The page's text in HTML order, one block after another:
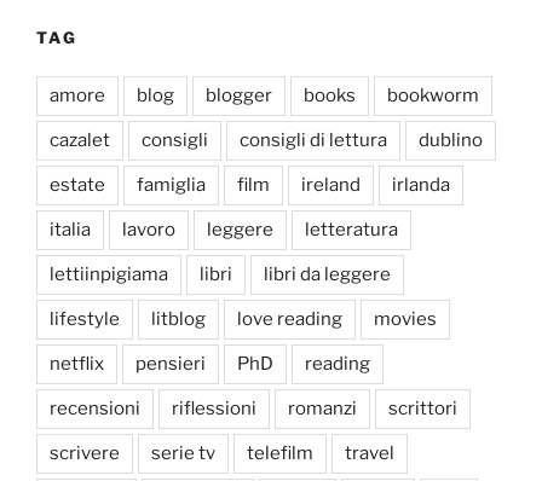
TAG
amore blog blogger books bookworm
cazalet consigli consigli di lettura dublino
estate famiglia film ireland irlanda
italia lavoro leggere letteratura
lettiinpigiama libri libri da leggere
lifestyle litblog love reading movies
netflix pensieri PhD reading
recensioni riflessioni romanzi scrittori
scrivere serie tv telefilm travel